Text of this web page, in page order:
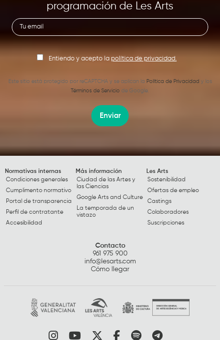
programación de Les Arts
Entiendo y acepto la política de privacidad.
Este sitio está protegido por reCAPTCHA y se aplican la Política de Privacidad y los
Términos de Servicio de Google.
Enviar
Normativas internas
Condiciones generales
Cumplimento normativo
Portal de transparencia
Perfil de contratante
Accesibilidad
Más información
Ciudad de las Artes y
las Ciencias
Google Arts and Culture
La temporada de un
vistazo
Les Arts
Sostenibilidad
Ofertas de empleo
Castings
Colaboradores
Suscripciones
Contacto
961 975 900
info@lesarts.com
Cómo llegar
Link a instagram
Link a youtube
Link a twitter
Link a facebook
Link a spotify
Link a